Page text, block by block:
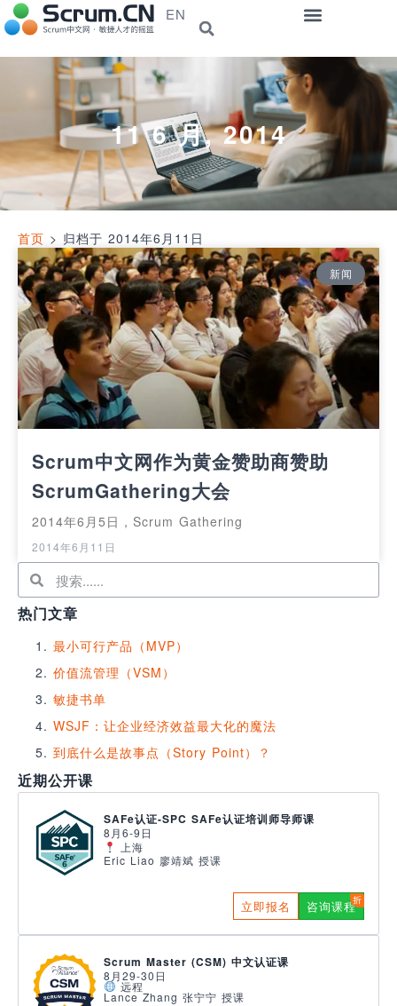
EN
11 6 月, 2014
首页 > 归档于 2014年6月11日
新闻
Scrum中文网作为黄金赞助商赞助
ScrumGathering大会
2014年6月5日，Scrum Gathering
2014年6月11日
热门文章
最小可行产品（MVP）
价值流管理（VSM）
敏捷书单
WSJF：让企业经济效益最大化的魔法
到底什么是故事点（Story Point）？
近期公开课
SAFe认证-SPC SAFe认证培训师导师课
8月6-9日
上海
Eric Liao 廖靖斌 授课
立即报名 咨询课程
Scrum Master (CSM) 中文认证课
8月29-30日
远程
Lance Zhang 张宁宁 授课